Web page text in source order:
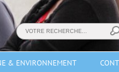
& ENVIRONNEMENT